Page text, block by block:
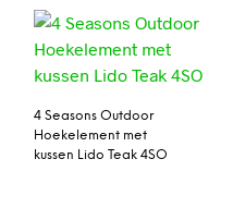
4 Seasons Outdoor
Hoekelement met
kussen Lido Teak 4SO